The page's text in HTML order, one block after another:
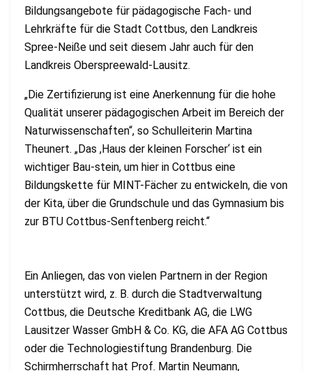
Bildungsangebote für pädagogische Fach- und
Lehrkräfte für die Stadt Cottbus, den Landkreis
Spree-Neiße und seit diesem Jahr auch für den
Landkreis Oberspreewald-Lausitz.
„Die Zertifizierung ist eine Anerkennung für die hohe
Qualität unserer pädagogischen Arbeit im Bereich der
Naturwissenschaften“, so Schulleiterin Martina
Theunert. „Das ,Haus der kleinen Forscher‘ ist ein
wichtiger Bau-stein, um hier in Cottbus eine
Bildungskette für MINT-Fächer zu entwickeln, die von
der Kita, über die Grundschule und das Gymnasium bis
zur BTU Cottbus-Senftenberg reicht.“
Ein Anliegen, das von vielen Partnern in der Region
unterstützt wird, z. B. durch die Stadtverwaltung
Cottbus, die Deutsche Kreditbank AG, die LWG
Lausitzer Wasser GmbH & Co. KG, die AFA AG Cottbus
oder die Technologiestiftung Brandenburg. Die
Schirmherrschaft hat Prof. Martin Neumann,